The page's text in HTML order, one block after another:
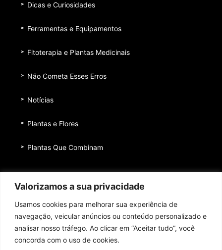
Valorizamos a sua privacidade
Usamos cookies para melhorar sua experiência de
navegação, veicular anúncios ou conteúdo personalizado e
analisar nosso tráfego. Ao clicar em “Aceitar tudo”, você
concorda com o uso de cookies.
Dicas e Curiosidades
Ferramentas e Equipamentos
Fitoterapia e Plantas Medicinais
Não Cometa Esses Erros
Notícias
Plantas e Flores
Plantas Que Combinam
Quem nos patrocina
Contato